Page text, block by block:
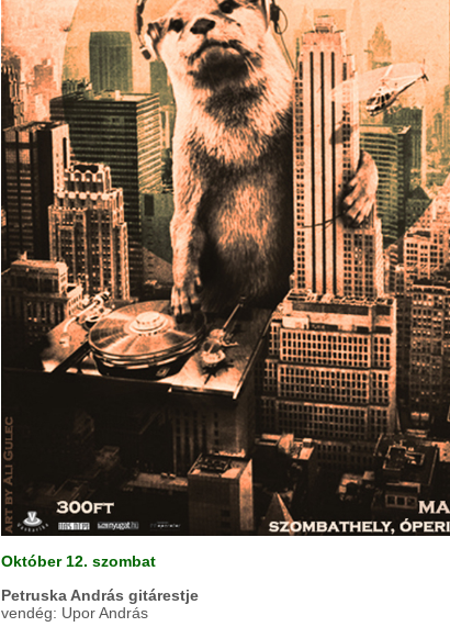
Október 12. szombat
Petruska András gitárestje
vendég: Upor András